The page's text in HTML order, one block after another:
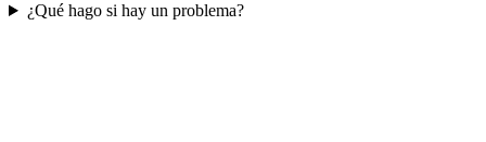
¿Qué hago si hay un problema?